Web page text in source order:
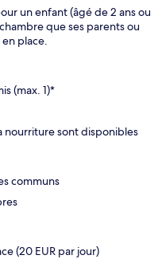
un enfant (âgé de 2 ans ou
que ses parents ou
place.
(max. 1)*
nourriture sont disponibles
communs
(20 EUR par jour)